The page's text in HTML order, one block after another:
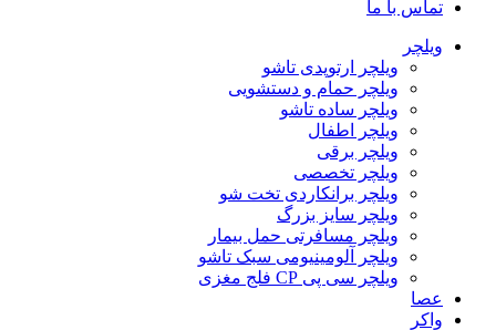
تماس با ما
ویلچر
ویلچر ارتوپدی تاشو
ویلچر حمام و دستشویی
ویلچر ساده تاشو
ویلچر اطفال
ویلچر برقی
ویلچر تخصصی
ویلچر برانکاردی تخت شو
ویلچر سایز بزرگ
ویلچر مسافرتی حمل بیمار
ویلچر آلومینیومی سبک تاشو
ویلچر سی پی CP فلج مغزی
عصا
واکر